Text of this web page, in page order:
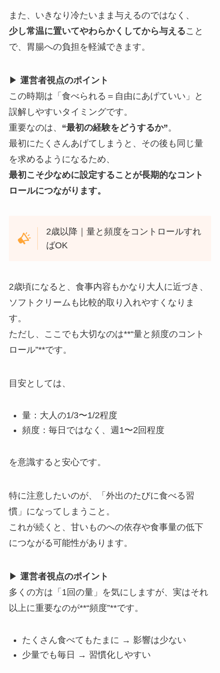
また、いきなり冷たいまま与えるのではなく、
少し常温に置いてやわらかくしてから与えること
で、胃腸への負担を軽減できます。
▶ 運営者視点のポイント
この時期は「食べられる＝自由にあげていい」と
誤解しやすいタイミングです。
重要なのは、 “最初の経験をどうするか”。
最初にたくさんあげてしまうと、その後も同じ量
を求めるようになるため、
最初こそ少なめに設定することが長期的なコント
ロールにつながります。
2歳以降｜量と頻度をコントロールすれ
ばOK
2歳頃になると、食事内容もかなり大人に近づき、
ソフトクリームも比較的取り入れやすくなりま
す。
ただし、ここでも大切なのは**“量と頻度のコント
ロール”**です。
目安としては、
量：大人の1/3〜1/2程度
頻度：毎日ではなく、週1〜2回程度
を意識すると安心です。
特に注意したいのが、「外出のたびに食べる習
慣」になってしまうこと。
これが続くと、甘いものへの依存や食事量の低下
につながる可能性があります。
▶ 運営者視点のポイント
多くの方は「1回の量」を気にしますが、実はそれ
以上に重要なのが**“頻度”**です。
たくさん食べてもたまに → 影響は少ない
少量でも毎日 → 習慣化しやすい